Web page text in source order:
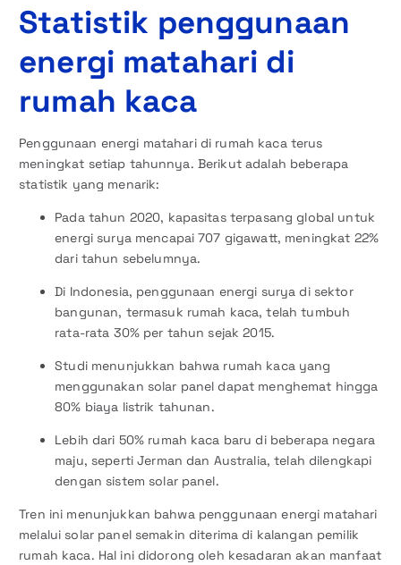
Statistik penggunaan
energi matahari di
rumah kaca
Penggunaan energi matahari di rumah kaca terus
meningkat setiap tahunnya. Berikut adalah beberapa
statistik yang menarik:
Pada tahun 2020, kapasitas terpasang global untuk
energi surya mencapai 707 gigawatt, meningkat 22%
dari tahun sebelumnya.
Di Indonesia, penggunaan energi surya di sektor
bangunan, termasuk rumah kaca, telah tumbuh
rata-rata 30% per tahun sejak 2015.
Studi menunjukkan bahwa rumah kaca yang
menggunakan solar panel dapat menghemat hingga
80% biaya listrik tahunan.
Lebih dari 50% rumah kaca baru di beberapa negara
maju, seperti Jerman dan Australia, telah dilengkapi
dengan sistem solar panel.
Tren ini menunjukkan bahwa penggunaan energi matahari
melalui solar panel semakin diterima di kalangan pemilik
rumah kaca. Hal ini didorong oleh kesadaran akan manfaat